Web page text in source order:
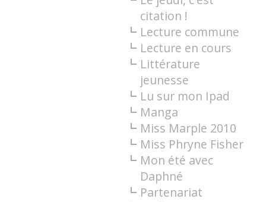
citation !
Lecture commune
Lecture en cours
Littérature
jeunesse
Lu sur mon Ipad
Manga
Miss Marple 2010
Miss Phryne Fisher
Mon été avec
Daphné
Partenariat